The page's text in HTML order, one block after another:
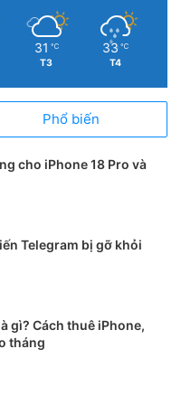
rồi mới
kiệt hoàn toàn rồi
viên pin và làm giảm
31 ℃
T3
33 ℃
T4
Phổ biến
cho iPhone 18 Pro và
Telegram bị gỡ khỏi
gì? Cách thuê iPhone,
tháng